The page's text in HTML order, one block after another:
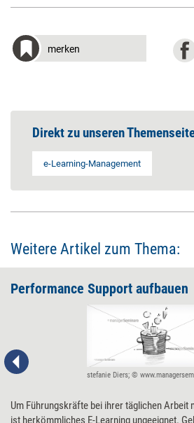
merken
Direkt zu unseren
e-Learning-Management
Weitere Artikel zum Thema:
Performance Support aufbauen
stefanie Diers; ©
Um Führungskräfte bei ihrer täglichen Arbeit